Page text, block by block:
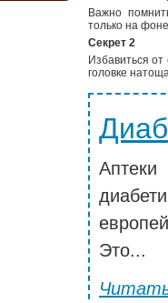
Важно
только на
Секрет 2
Избавиться
головке
Это...